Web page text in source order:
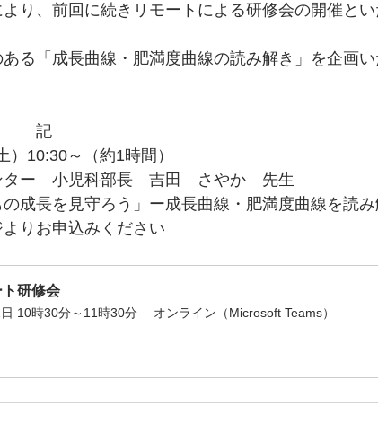
り、前回に続きリモートによる研修会の開催とい
る「成長曲線・肥満度曲線の読み解き」を企画い
10:30～（約1時間）
ー　小児科部長　吉田　さやか　先生
成長を見守ろう」ー成長曲線・肥満度曲線を読み
りお申込みください
研修会
10時30分～11時30分
オンライン（Microsoft Teams）